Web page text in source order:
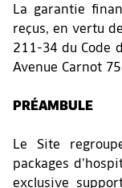
La garantie
reçus, en vertu
211-34 du Code
Avenue Carnot
PRÉAMBULE
Le Site
packages
exclusive